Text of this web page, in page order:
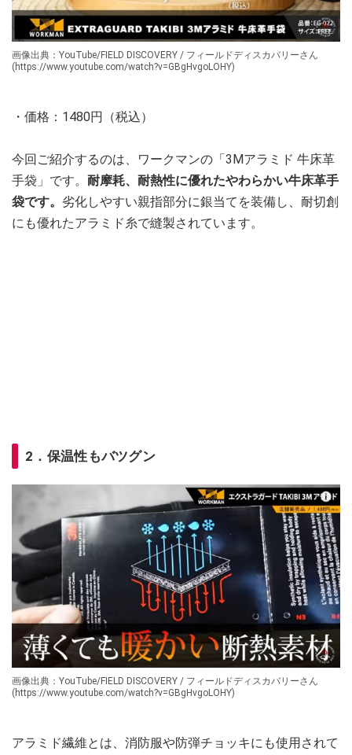
画像出典：YouTube/FIELD DISCOVERY / フィールドディスカバリーさん
(https://www.youtube.com/watch?v=GBgHvgoLOHY)
・価格：1480円（税込）
今回ご紹介するのは、ワークマンの「3Mアラミド 牛床革
手袋」です。 耐摩耗、耐熱性に優れたやわらかい牛床革手
袋です。 劣化しやすい親指部分に銀当てを装備し、耐切創
にも優れたアラミド糸で縫製されています。
2．保温性もバツグン
画像出典：YouTube/FIELD DISCOVERY / フィールドディスカバリーさん
(https://www.youtube.com/watch?v=GBgHvgoLOHY)
アラミド繊維とは、消防服や防弾チョッキにも使用されて